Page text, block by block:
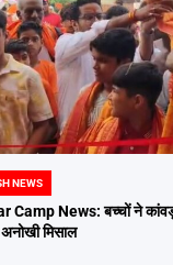
NEWS
News: बच्चों ने कांवड़
मिसाल